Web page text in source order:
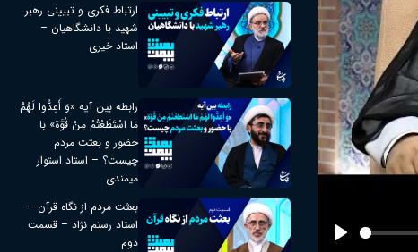
ارتباط فکری و تبیینی رهبر
شهید با دانشگاهیان –
استاد خیری
رابطه بین آیه «وَ أَعِدُّوا لَهُمْ
مَا اسْتَطَعْتُمْ مِنْ قُوَّة» با
حضور و بعثت مردم
چیست؟ – استاد استوار
میمندی
بعثت مردم از نگاه قرآن –
استاد رستم نژاد – قسمت
دوم